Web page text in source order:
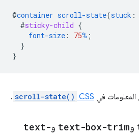
@container scroll-state(stuck :
#sticky-child {
font-size : 75% ;
}
}
في CSS
scroll-state()
.
وtext-box-trim وtext-